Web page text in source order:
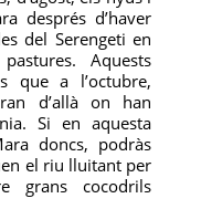
després d’haver
del Serengeti en
Aquests
que a l’octubre,
d’allà on han
Si en aquesta
doncs, podràs
el riu lluitant per
grans cocodrils